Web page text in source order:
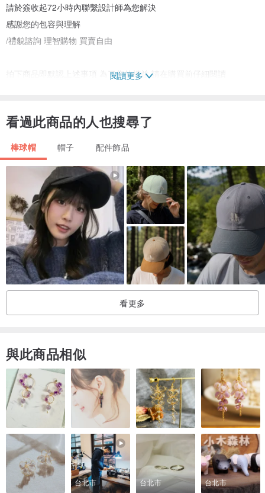
請於簽收起72小時內聯繫設計師為您解決
感謝您的包容與理解
/禮貌諮詢 理智購物 買賣自由
拍下商品即默認上述事項 為了您的權益 請在購買前仔細閱讀
閱讀更多
看過此商品的人也搜尋了
棒球帽 帽子 配件飾品
看更多
與此商品相似
台北市 台北市 台北市